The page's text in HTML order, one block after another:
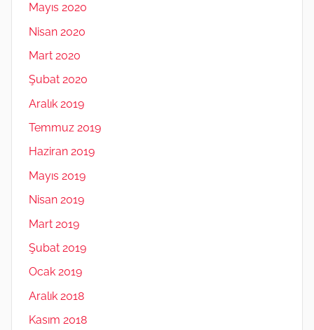
Mayıs 2020
Nisan 2020
Mart 2020
Şubat 2020
Aralık 2019
Temmuz 2019
Haziran 2019
Mayıs 2019
Nisan 2019
Mart 2019
Şubat 2019
Ocak 2019
Aralık 2018
Kasım 2018